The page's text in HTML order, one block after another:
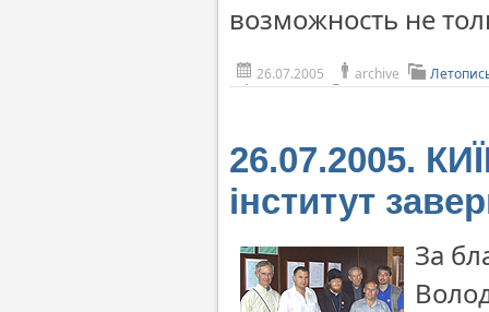
возможность не
26.07.2005 archive
26.07.2005.
інститут
За